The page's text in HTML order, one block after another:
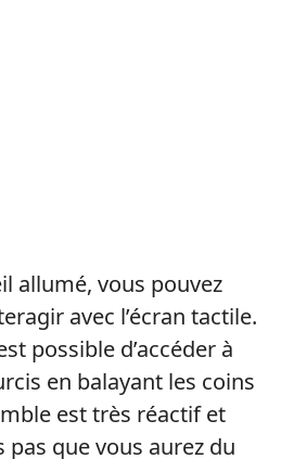
allumé, vous pouvez
avec l’écran tactile.
possible d’accéder à
en balayant les coins
est très réactif et
pas que vous aurez du